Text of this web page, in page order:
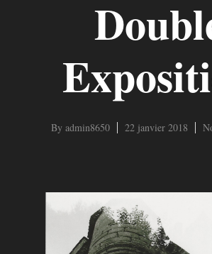
Hit enter to search or ESC to close
By admin8650 22 janvier 2018